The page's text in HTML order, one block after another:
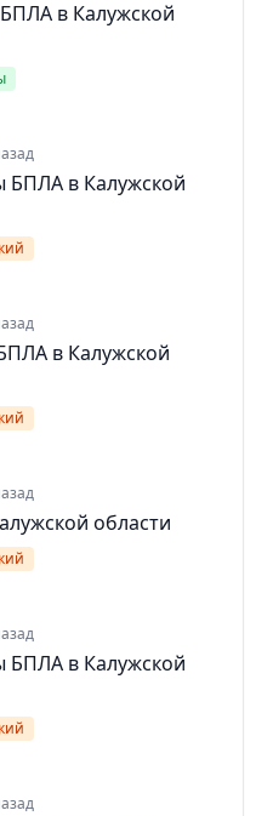
в Калужской
БПЛА в Калужской
в Калужской
области
БПЛА в Калужской